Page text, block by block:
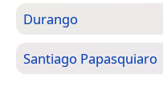
Durango
Santiago Papasquiaro